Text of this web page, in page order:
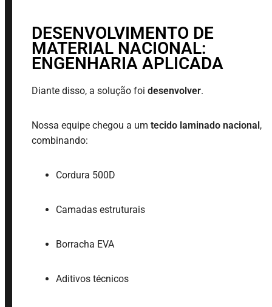
DESENVOLVIMENTO DE
MATERIAL NACIONAL:
ENGENHARIA APLICADA
Diante disso, a solução foi desenvolver.
Nossa equipe chegou a um tecido laminado nacional ,
combinando:
Cordura 500D
Camadas estruturais
Borracha EVA
Aditivos técnicos